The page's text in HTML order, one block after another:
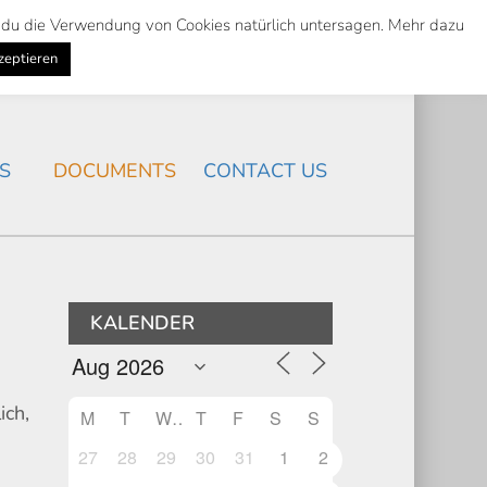
Suche
Search
NEWS
DOCUMENTS CONTACT US
KALENDER
M T W T F S
S
27
28 29 30 31 1
2
die Verwendung von Cookies natürlich untersagen. Mehr dazu